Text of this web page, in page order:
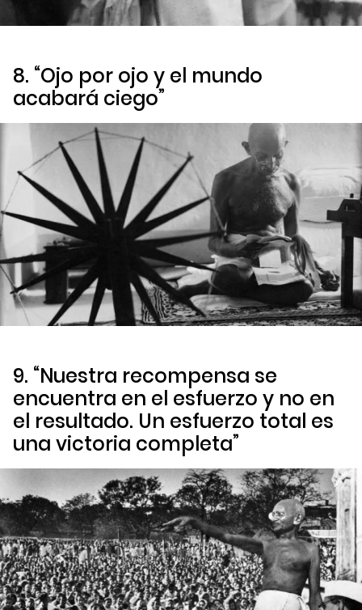
8. “Ojo por ojo y el mundo
acabará ciego”
9. “Nuestra recompensa se
encuentra en el esfuerzo y no en
el resultado. Un esfuerzo total es
una victoria completa”